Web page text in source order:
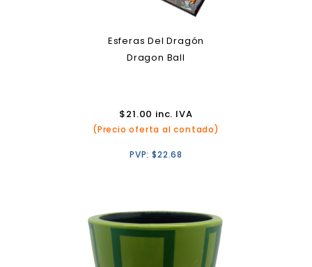
Esferas Del Dragón
Dragon Ball
$21.00 inc. IVA
(Precio oferta al contado)
PVP:$22.68